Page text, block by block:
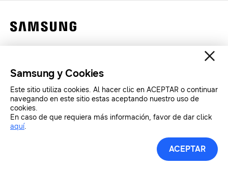
Legales
SAMSUNG.COM
Copyright© SAMSUNG All Rights Reserved.
Samsung y Cookies
Este sitio utiliza cookies. Al hacer clic en ACEPTAR o continuar
navegando en este sitio estas aceptando nuestro uso de
cookies.
En caso de que requiera más información, favor de dar click
aquí.
ACEPTAR